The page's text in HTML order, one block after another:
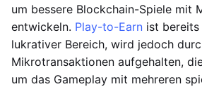
um bessere Blockchain-Spiele mit
entwickeln. Play-to-Earn ist
lukrativer Bereich, wird jedoch
Mikrotransaktionen aufgehalten,
um das Gameplay mit mehreren